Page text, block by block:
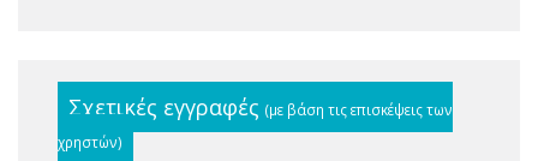
Σχετικές εγγραφές (με βάση τις επισκέψεις των
χρηστών)